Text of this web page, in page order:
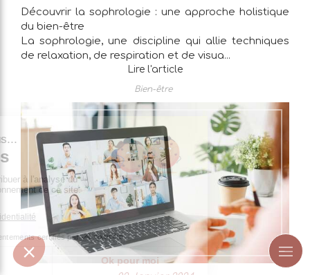
Découvrir la sophrologie : une approche holistique
du bien-être
La sophrologie, une discipline qui allie techniques
de relaxation, de respiration et de visua...
Lire l'article
Bien-être